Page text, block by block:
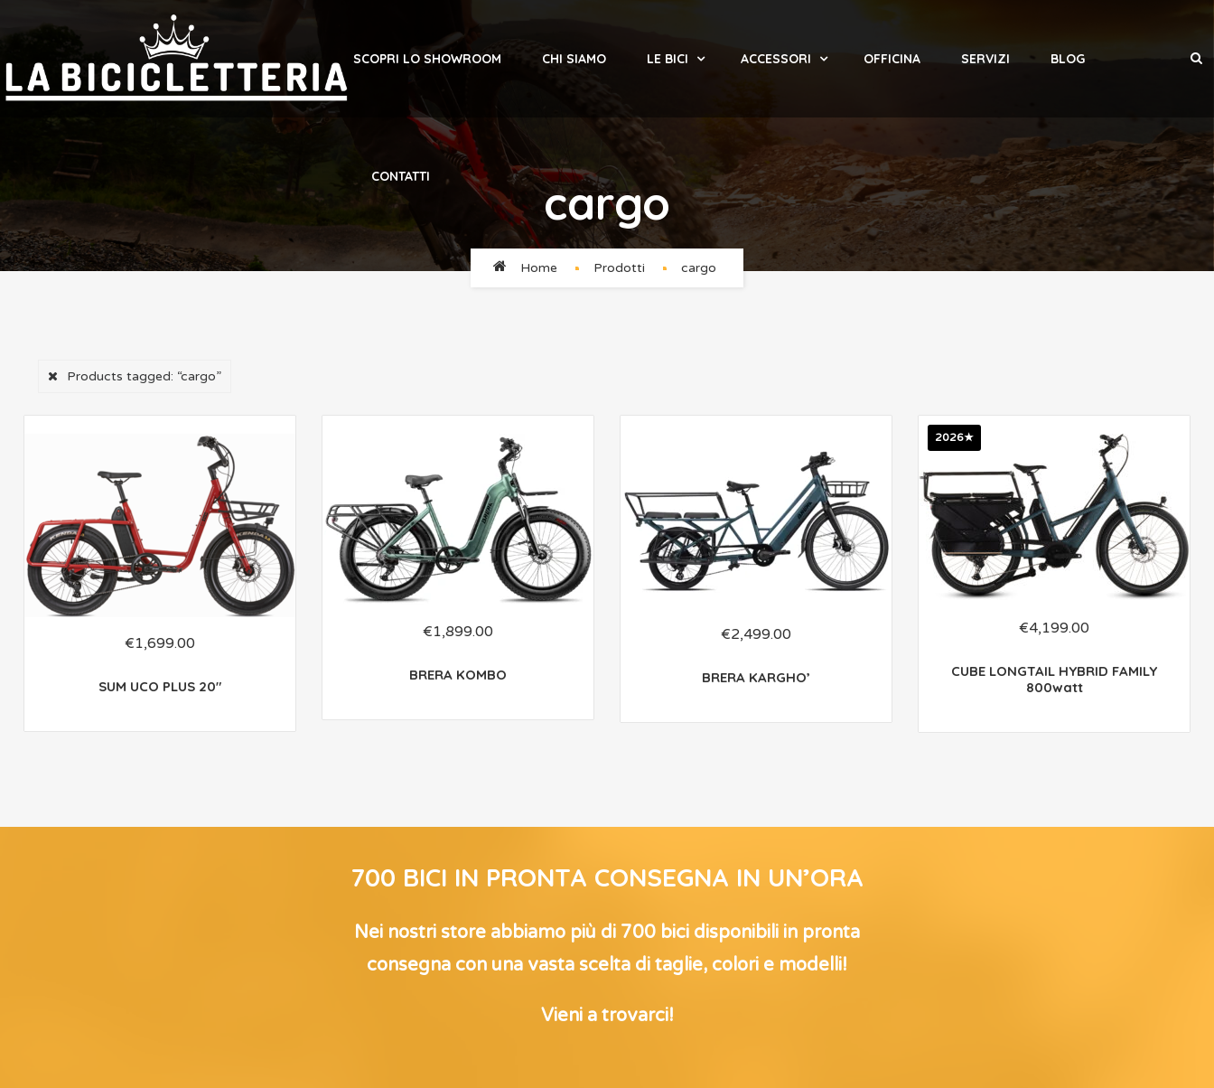
SCOPRI LO SHOWROOM CHI SIAMO LE BICI ACCESSORI OFFICINA SERVIZI BLOG
CONTATTI cargo
Home Prodotti cargo
Products tagged: “cargo”
€1,699.00
SUM UCO PLUS 20″
€1,899.00
BRERA KOMBO
€2,499.00
BRERA KARGHO’
2026★
€4,199.00
CUBE LONGTAIL HYBRID FAMILY
800watt
700 BICI IN PRONTA CONSEGNA IN UN’ORA
Nei nostri store abbiamo più di 700 bici disponibili in pronta
consegna con una vasta scelta di taglie, colori e modelli!
Vieni a trovarci!